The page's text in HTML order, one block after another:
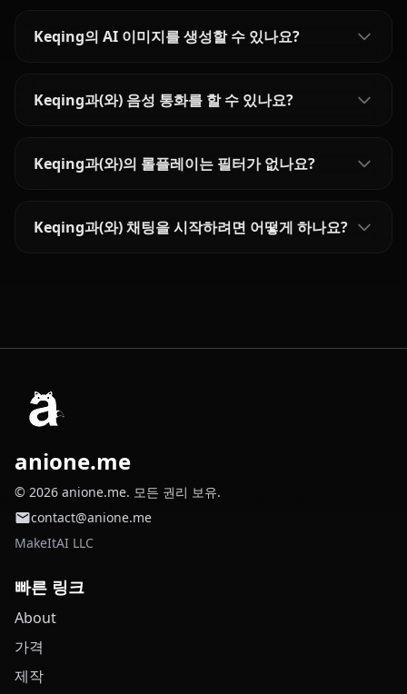
Keqing의 AI 이미지를 생성할 수 있나요?
Keqing과(와) 음성 통화를 할 수 있나요?
Keqing과(와)의 롤플레이는 필터가 없나요?
Keqing과(와) 채팅을 시작하려면 어떻게 하나요?
anione.me
© 2026 anione.me. 모든 권리 보유.
contact@anione.me
MakeItAI LLC
빠른 링크
About
가격
제작